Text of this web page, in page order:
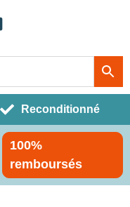
Reconditionné
100%
remboursés